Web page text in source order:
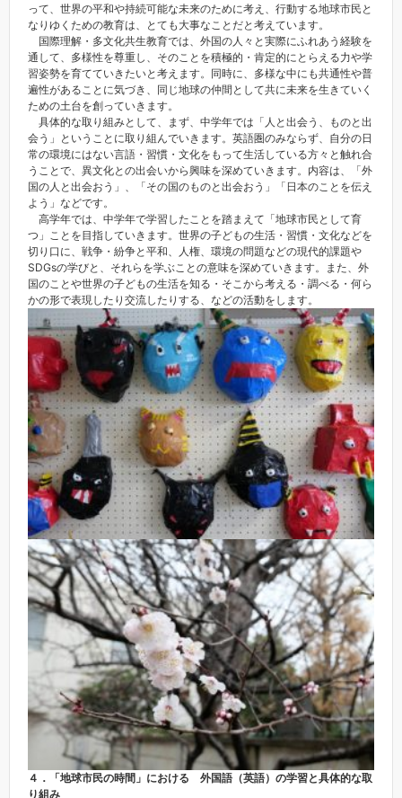
って、世界の平和や持続可能な未来のために考え、行動する地球市民と
なりゆくための教育は、とても大事なことだと考えています。
国際理解・多文化共生教育では、外国の人々と実際にふれあう経験を
通して、多様性を尊重し、そのことを積極的・肯定的にとらえる力や学
習姿勢を育てていきたいと考えます。同時に、多様な中にも共通性や普
遍性があることに気づき、同じ地球の仲間として共に未来を生きていく
ための土台を創っていきます。
具体的な取り組みとして、まず、中学年では「人と出会う、ものと出
会う」ということに取り組んでいきます。英語圏のみならず、自分の日
常の環境にはない言語・習慣・文化をもって生活している方々と触れ合
うことで、異文化との出会いから興味を深めていきます。内容は、「外
国の人と出会おう」、「その国のものと出会おう」「日本のことを伝え
よう」などです。
高学年では、中学年で学習したことを踏まえて「地球市民として育
つ」ことを目指していきます。世界の子どもの生活・習慣・文化などを
切り口に、戦争・紛争と平和、人権、環境の問題などの現代的課題や
SDGsの学びと、それらを学ぶことの意味を深めていきます。また、外
国のことや世界の子どもの生活を知る・そこから考える・調べる・何ら
かの形で表現したり交流したりする、などの活動をします。
４．「地球市民の時間」における 外国語（英語）の学習と具体的な取
り組み